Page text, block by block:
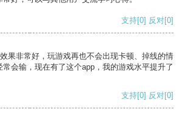
支持[0] 反对[0]
果非常好，玩游戏再也不会出现卡顿、掉线的情
会输，现在有了这个app，我的游戏水平提升了
支持[0] 反对[0]